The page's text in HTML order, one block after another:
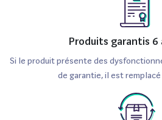
Produits garantis 6
Si le produit présente des
de garantie, il est